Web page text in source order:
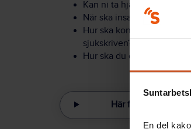
En del
Kan ni ta hjälp av
När ska insatserna
Hur ska kontakten mellan
sjukskriven?
Hur ska du och din
Här finns mer stöd